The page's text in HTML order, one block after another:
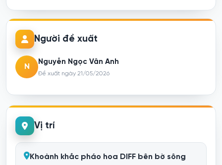
Người đề xuất
N
Nguyễn Ngọc Vân Anh
Đề xuất ngày 21/05/2026
Vị trí
Khoảnh khắc pháo hoa DIFF bên bờ sông